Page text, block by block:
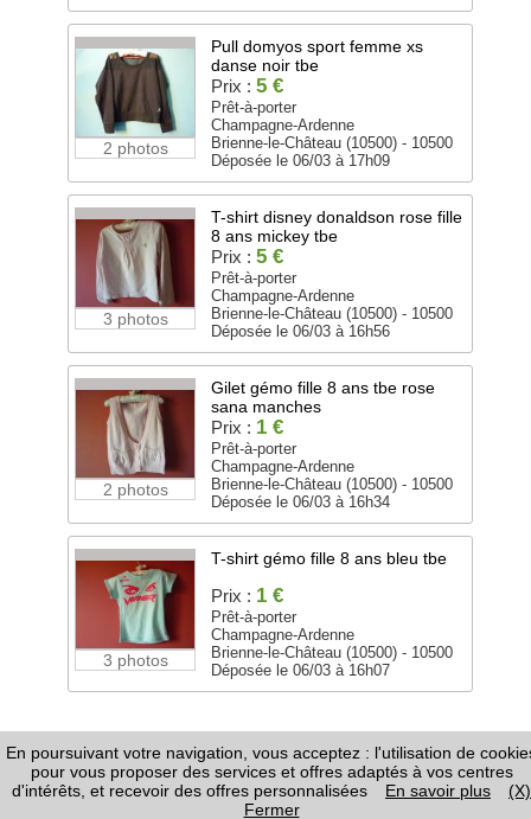
2 photos
Pull domyos sport femme xs
danse noir tbe
Prix : 5 €
Prêt-à-porter
Champagne-Ardenne
Brienne-le-Château (10500) - 10500
Déposée le 06/03 à 17h09
3 photos
T-shirt disney donaldson rose fille
8 ans mickey tbe
Prix : 5 €
Prêt-à-porter
Champagne-Ardenne
Brienne-le-Château (10500) - 10500
Déposée le 06/03 à 16h56
2 photos
Gilet gémo fille 8 ans tbe rose
sana manches
Prix : 1 €
Prêt-à-porter
Champagne-Ardenne
Brienne-le-Château (10500) - 10500
Déposée le 06/03 à 16h34
3 photos
T-shirt gémo fille 8 ans bleu tbe
Prix : 1 €
Prêt-à-porter
Champagne-Ardenne
Brienne-le-Château (10500) - 10500
Déposée le 06/03 à 16h07
FAQ -Règles de Diffusion-Informations Légales /
CGU- Page Google+ -Nous contacter
Copyright ©Annonces.com
En poursuivant votre navigation, vous acceptez : l'utilisation de
pour vous proposer des services et offres adaptés à vos centres
d'intérêts, et recevoir des offres personnalisées
En savoir plus
(X)
Fermer